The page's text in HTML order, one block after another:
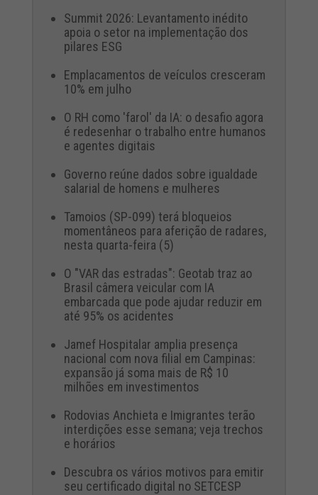
Summit 2026: Levantamento inédito
apoia o setor na implementação dos
pilares ESG
Emplacamentos de veículos cresceram
10% em julho
O RH como 'farol' da IA: o desafio agora
é redesenhar o trabalho entre humanos
e agentes digitais
Governo reúne dados sobre igualdade
salarial de homens e mulheres
Tamoios (SP-099) terá bloqueios
momentâneos para aferição de radares,
nesta quarta-feira (5)
O "VAR das estradas": Geotab traz ao
Brasil câmera veicular com IA
embarcada que pode ajudar reduzir em
até 95% os acidentes
Jamef Hospitalar amplia presença
nacional com nova filial em Campinas:
expansão já soma mais de R$ 10
milhões em investimentos
Rodovias Anchieta e Imigrantes terão
interdições esse semana; veja trechos
e horários
Descubra os vários motivos para emitir
seu certificado digital no SETCESP